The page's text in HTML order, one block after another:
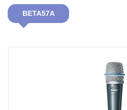
BETA57A